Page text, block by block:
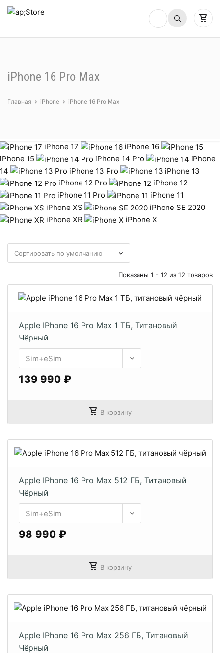
iPhone 16 Pro Max
Главная iPhone iPhone 16 Pro Max
iPhone 17
iPhone 16
iPhone 15
iPhone 14 Pro
iPhone
14
iPhone 13 Pro
iPhone 13
iPhone 12 Pro
iPhone 12
iPhone 11 Pro
iPhone 11
iPhone XS
iPhone SE 2020
iPhone XR
iPhone X
Показаны 1 - 12 из 12 товаров
Apple IPhone 16 Pro Max 1 ТБ, Титановый
Чёрный
139 990 ₽
В корзину
Apple IPhone 16 Pro Max 512 ГБ, Титановый
Чёрный
98 990 ₽
В корзину
Apple IPhone 16 Pro Max 256 ГБ, Титановый
Чёрный